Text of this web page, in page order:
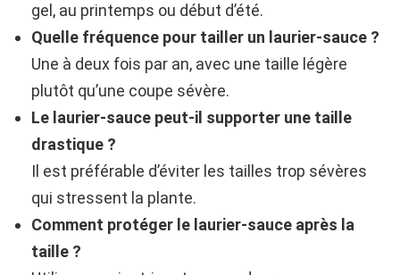
gel, au printemps ou début d’été.
Quelle fréquence pour tailler un laurier-sauce ?
Une à deux fois par an, avec une taille légère
plutôt qu’une coupe sévère.
Le laurier-sauce peut-il supporter une taille
drastique ?
Il est préférable d’éviter les tailles trop sévères
qui stressent la plante.
Comment protéger le laurier-sauce après la
taille ?